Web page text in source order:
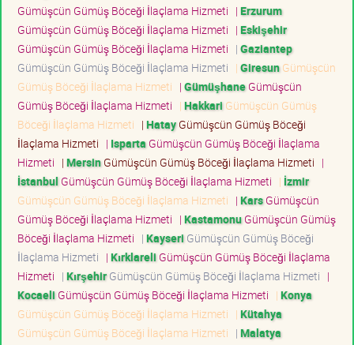
Gümüşcün Gümüş Böceği İlaçlama Hizmeti | Erzurum
Gümüşcün Gümüş Böceği İlaçlama Hizmeti | Eskişehir
Gümüşcün Gümüş Böceği İlaçlama Hizmeti | Gaziantep
Gümüşcün Gümüş Böceği İlaçlama Hizmeti | GiresunGümüşcün
Gümüş Böceği İlaçlama Hizmeti | GümüşhaneGümüşcün
Gümüş Böceği İlaçlama Hizmeti | Hakkari Gümüşcün Gümüş
Böceği İlaçlama Hizmeti | HatayGümüşcün Gümüş Böceği
İlaçlama Hizmeti | Isparta Gümüşcün Gümüş Böceği İlaçlama
Hizmeti | MersinGümüşcün Gümüş Böceği İlaçlama Hizmeti |
İstanbul Gümüşcün Gümüş Böceği İlaçlama Hizmeti | İzmir
Gümüşcün Gümüş Böceği İlaçlama Hizmeti | KarsGümüşcün
Gümüş Böceği İlaçlama Hizmeti | KastamonuGümüşcün Gümüş
Böceği İlaçlama Hizmeti | Kayseri Gümüşcün Gümüş Böceği
İlaçlama Hizmeti | Kırklareli Gümüşcün Gümüş Böceği İlaçlama
Hizmeti | KırşehirGümüşcün Gümüş Böceği İlaçlama Hizmeti |
Kocaeli Gümüşcün Gümüş Böceği İlaçlama Hizmeti | Konya
Gümüşcün Gümüş Böceği İlaçlama Hizmeti | Kütahya
Gümüşcün Gümüş Böceği İlaçlama Hizmeti | Malatya